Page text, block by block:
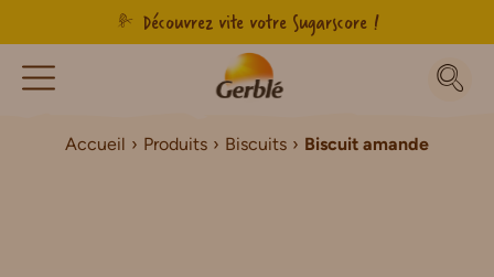
Découvrez vite votre Sugarscore !
Accueil Produits Biscuits Biscuit amande